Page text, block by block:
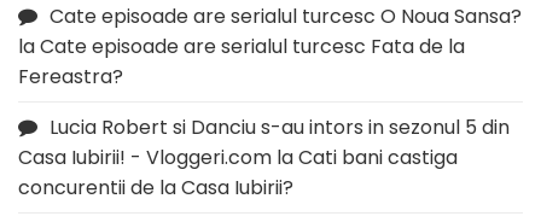
Cate episoade are serialul turcesc O Noua Sansa?
laCate episoade are serialul turcesc Fata de la
Fereastra?
Lucia Robert si Danciu s-au intors in sezonul 5 din
Casa Iubirii! - Vloggeri.com laCati bani castiga
concurentii de la Casa Iubirii?